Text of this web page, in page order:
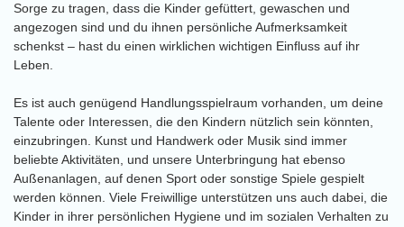
Sorge zu tragen, dass die Kinder gefüttert, gewaschen und
angezogen sind und du ihnen persönliche Aufmerksamkeit
schenkst – hast du einen wirklichen wichtigen Einfluss auf ihr
Leben.
Es ist auch genügend Handlungsspielraum vorhanden, um deine
Talente oder Interessen, die den Kindern nützlich sein könnten,
einzubringen. Kunst und Handwerk oder Musik sind immer
beliebte Aktivitäten, und unsere Unterbringung hat ebenso
Außenanlagen, auf denen Sport oder sonstige Spiele gespielt
werden können. Viele Freiwillige unterstützen uns auch dabei, die
Kinder in ihrer persönlichen Hygiene und im sozialen Verhalten zu